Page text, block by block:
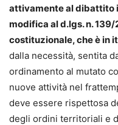
attivamente al dibattito
modifica al d.lgs. n.
costituzionale, che è in
dalla necessità, sentita
ordinamento al mutato
nuove attività nel
deve essere rispettosa
degli ordini territoriali e